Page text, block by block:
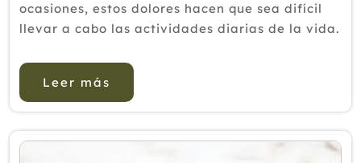
ocasiones, estos dolores hacen que sea difícil
llevar a cabo las actividades diarias de la vida.
recurrir a Terapias Naturales como el
Ayurveda, un antigu...
Leer más